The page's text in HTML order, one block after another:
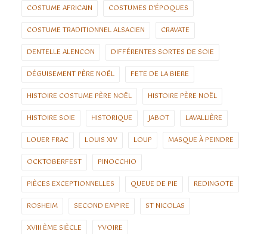
COSTUME AFRICAIN COSTUMES D'ÉPOQUES
COSTUME TRADITIONNEL ALSACIEN CRAVATE
DENTELLE ALENCON DIFFÉRENTES SORTES DE SOIE
DÉGUISEMENT PÈRE NOËL FETE DE LA BIERE
HISTOIRE COSTUME PÈRE NOËL HISTOIRE PÈRE NOËL
HISTOIRE SOIE HISTORIQUE JABOT LAVALLIÈRE
LOUER FRAC LOUIS XIV LOUP MASQUE À PEINDRE
OCKTOBERFEST PINOCCHIO
PIÈCES EXCEPTIONNELLES QUEUE DE PIE REDINGOTE
ROSHEIM SECOND EMPIRE ST NICOLAS
XVIII ÈME SIÈCLE YVOIRE